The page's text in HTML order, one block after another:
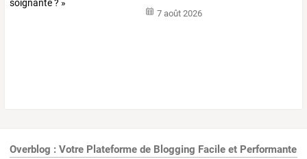
7 août 2026
Overblog : Votre Plateforme de Blogging Facile et Performante